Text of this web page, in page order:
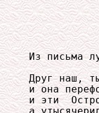
Из письма
Друг наш,
и она
и эти